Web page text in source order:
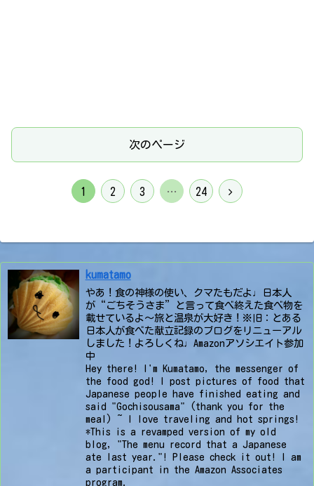
次のページ
1 2 3 … 24 次
kumatamo
やあ！食の神様の使い、クマたもだよ♩日本人
が“ごちそうさま”と言って食べ終えた食べ物を
載せているよ〜旅と温泉が大好き！※旧：とある
日本人が食べた献立記録のブログをリニューアル
しました！よろしくね♩Amazonアソシエイト参加
中
Hey there! I'm Kumatamo, the messenger of
the food god! I post pictures of food that
Japanese people have finished eating and
said "Gochisousama" (thank you for the
meal) ~ I love traveling and hot springs!
*This is a revamped version of my old
blog, "The menu record that a Japanese
ate last year."! Please check it out! I am
a participant in the Amazon Associates
program.